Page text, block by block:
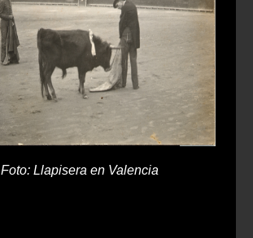
Foto: Llapisera en Valencia